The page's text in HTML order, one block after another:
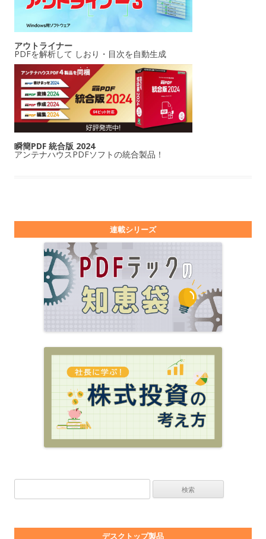
アウトライナー
PDFを解析して しおり・目次を自動生成
瞬簡PDF 統合版 2024
アンテナハウスPDFソフトの統合製品！
連載シリーズ
デスクトップ製品